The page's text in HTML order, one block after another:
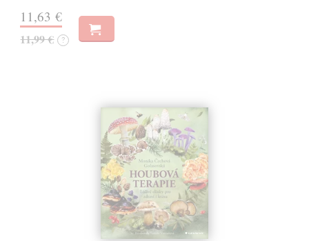
11,63 €
11,99 € ?